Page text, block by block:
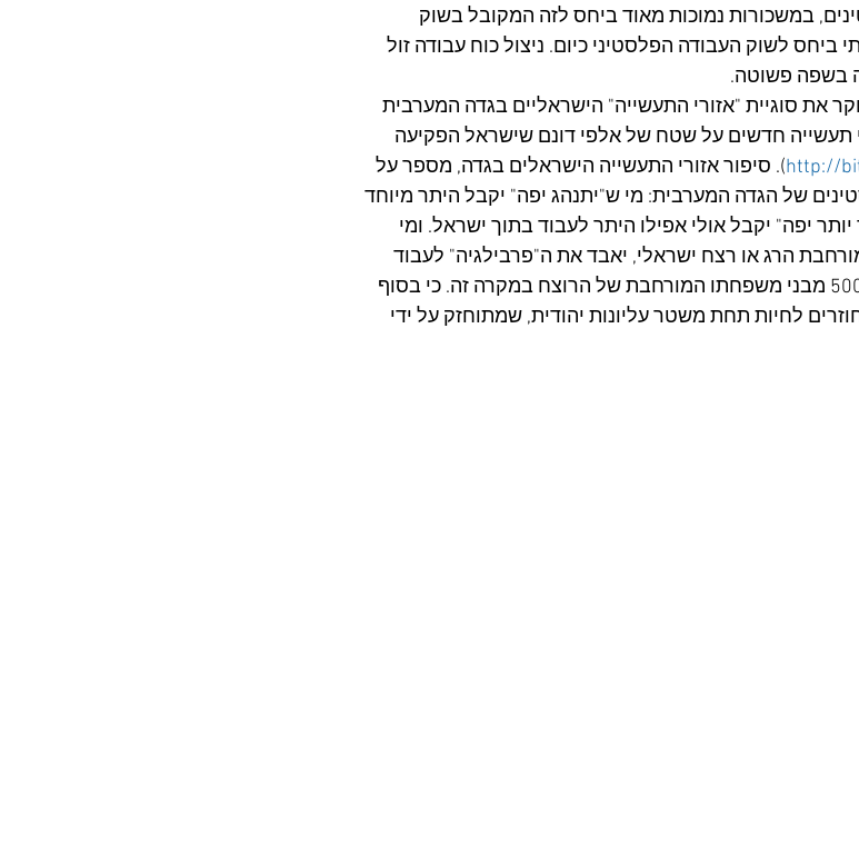
במשכורות נמוכות מאוד ביחס לזה המקובל בשוק
לשוק העבודה הפלסטיני כיום. ניצול כוח עבודה זול
בשפה פשוטה.
שסוקר את סוגיית "אזורי התעשייה" הישראליים בגדה המערבית
של ישראל להקים 4 אזורי תעשייה חדשים על שטח של אלפי דונם שישראל הפקיעה
http://). סיפור אזורי התעשייה הישראלים בגדה, מספר על
של הגדה המערבית: מי ש"יתנהג יפה" יקבל היתר מיוחד
יפה" יקבל אולי אפילו היתר לעבוד בתוך ישראל. ומי
הרג או רצח ישראלי, יאבד את ה"פרבילגיה" לעבוד
אצל המתנחלים או בתוך ישראל, כמו כ-500 מבני משפחתו המורחבת של הרוצח במקרה זה. כי בסוף
לחיות תחת משטר עליונות יהודית, שמתוחזק על ידי